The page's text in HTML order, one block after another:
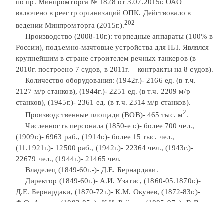
по пр. Минпромторга № 1828 от 3.07.2015г. ОАО
включено в реестр организаций ОПК. Действовало в
ведении Минпромторга (2015г.).202
Производство (2008-10г.): торпедные аппараты (100% в
России), подъемно-мачтовые устройства для ПЛ. Являлся
крупнейшим в стране строителем речных танкеров (в
2010г. построено 7 судов, в 2011г. – контракты на 8 судов).
Количество оборудования: (1942г.)- 2166 ед. (в т.ч.
2127 м/р станков), (1944г.)- 2251 ед. (в т.ч. 2209 м/р
станков), (1945г.)- 2361 ед. (в т.ч. 2314 м/р станков).
Производственные площади (ВОВ)- 465 тыс. м2.
Численность персонала (1850-е г.)- более 700 чел.,
(1909г.)- 6963 раб., (1914г.)- более 15 тыс. чел.,
(11.1921г.)- 12500 раб., (1942г.)- 22364 чел., (1943г.)-
22679 чел., (1944г.)- 21465 чел.
Владелец (1849-60г.-)- Д.Е. Бернардаки.
Директор (1849-60г.)- А.И. Узатис, (1860-05.1870г.)-
Д.Е. Бернардаки, (1870-72г.)- К.М. Окунев, (1872-83г.)-